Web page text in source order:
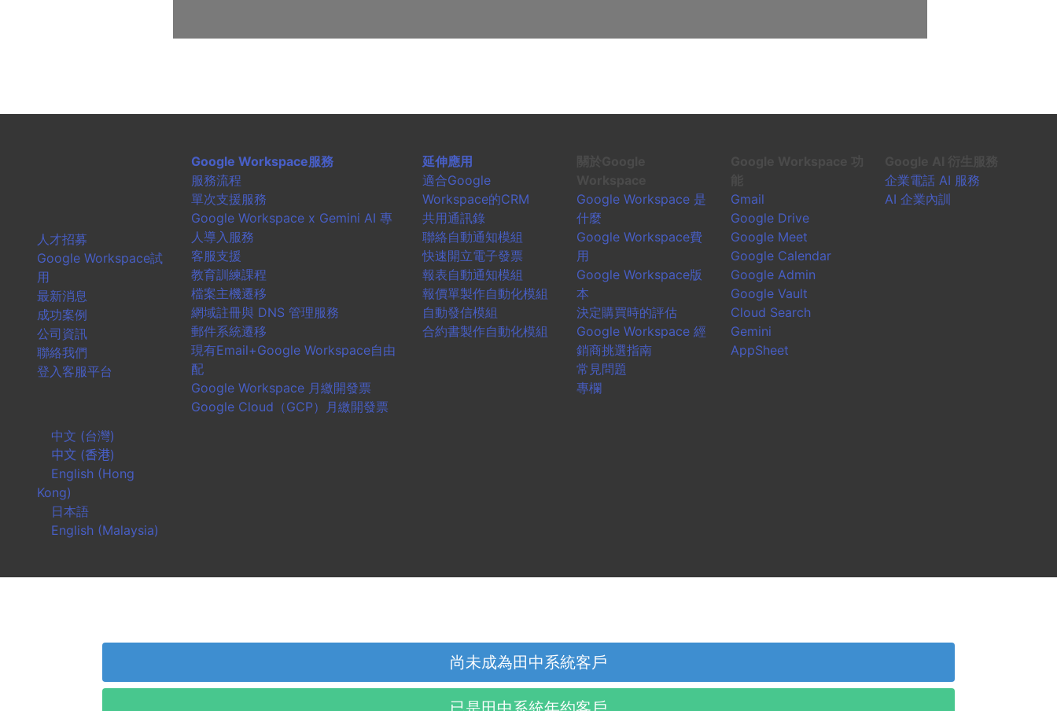
人才招募
Google Workspace試
用
最新消息
成功案例
公司資訊
聯絡我們
登入客服平台
中文 (台灣)
中文 (香港)
English (Hong
Kong)
日本語
English (Malaysia)
Google Workspace服務
服務流程
單次支援服務
Google Workspace x Gemini AI 專
人導入服務
客服支援
教育訓練課程
檔案主機遷移
網域註冊與 DNS 管理服務
郵件系統遷移
現有Email+Google Workspace自由
配
Google Workspace 月繳開發票
Google Cloud（GCP）月繳開發票
延伸應用
適合Google
Workspace的CRM
共用通訊錄
聯絡自動通知模組
快速開立電子發票
報表自動通知模組
報價單製作自動化模組
自動發信模組
合約書製作自動化模組
Google Workspace 是
什麼
Google Workspace費
用
Google Workspace版
本
決定購買時的評估
Google Workspace 經
銷商挑選指南
常見問題
專欄
Gmail
Google Drive
Google Meet
Google Calendar
Google Admin
Google Vault
Cloud Search
Gemini
AppSheet
企業電話 AI 服務
AI 企業內訓
尚未成為田中系統客戶